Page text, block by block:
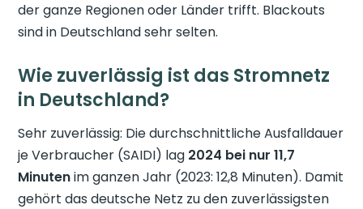
der ganze Regionen oder Länder trifft. Blackouts
sind in Deutschland sehr selten.
Wie zuverlässig ist das Stromnetz
in Deutschland?
Sehr zuverlässig: Die durchschnittliche Ausfalldauer
je Verbraucher (SAIDI) lag 2024 bei nur 11,7
Minutenim ganzen Jahr (2023: 12,8 Minuten). Damit
gehört das deutsche Netz zu den zuverlässigsten